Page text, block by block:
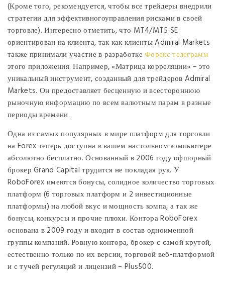
(Кроме того, рекомендуется, чтобы все трейдеры внедрили
стратегии для эффективногоуправления рисками в своей
торговле). Интересно отметить, что MT4/MT5 SE
ориентирован на клиента, так как клиенты Admiral Markets
также принимали участие в разработкеФорекс телеграмм
этого приложения. Например, «Матрица корреляции» – это
уникальный инструмент, созданный для трейдеров Admiral
Markets. Он предоставляет бесценную и всестороннюю
рыночную информацию по всем валютным парам в разные
периоды времени.
Одна из самых популярных в мире платформ для торговли
на Forex теперь доступна в вашем настольном компьютере
абсолютно бесплатно. Основанный в 2006 году офшорный
брокер Grand Capital трудится не покладая рук. У
RoboForex имеются бонусы, солидное количество торговых
платформ (6 торговых платформ и 2 инвестиционные
платформы) на любой вкус и мощность компа, а так же
бонусы, конкурсы и прочие плюхи. Контора RoboForex
основана в 2009 году и входит в состав одноименной
группы компаний. Ровную контора, брокер с самой крутой,
естественно только по их версии, торговой веб-платформой
и с тучей регуляций и лицензий – Plus500.